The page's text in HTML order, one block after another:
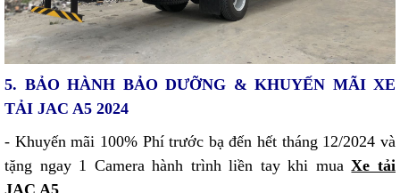
5. BẢO HÀNH BẢO DƯỠNG & KHUYẾN MÃI XE
TẢI JAC A5 2024
- Khuyến mãi 100% Phí trước bạ đến hết tháng 12/2024 và
tặng ngay 1 Camera hành trình liền tay khi muaXe tải
JAC A5